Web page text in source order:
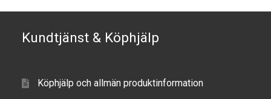
Kundtjänst & Köphjälp
Köphjälp och allmän produktinformation